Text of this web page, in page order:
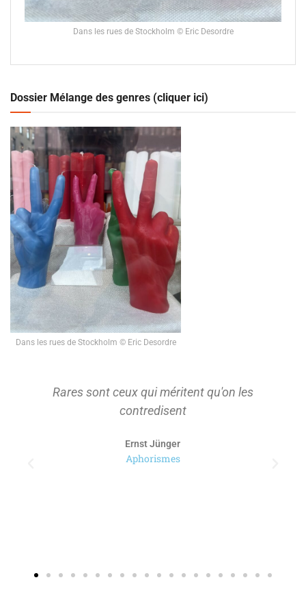
Dans les rues de Stockholm © Eric Desordre
Dossier Mélange des genres (cliquer ici)
Dans les rues de Stockholm © Eric Desordre
Rares sont ceux qui méritent qu'on les
contredisent
Ernst Jünger
Aphorismes